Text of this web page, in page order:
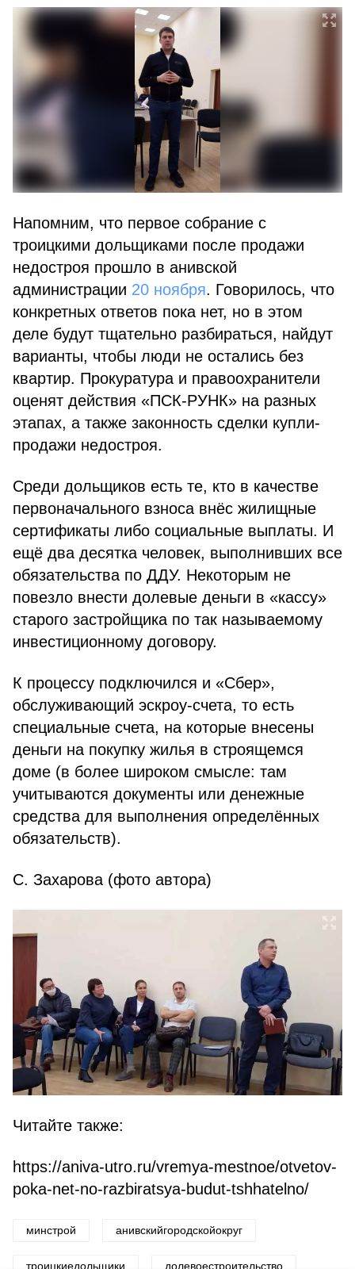
Напомним, что первое собрание с
троицкими дольщиками после продажи
недостроя прошло в анивской
администрации 20 ноября. Говорилось, что
конкретных ответов пока нет, но в этом
деле будут тщательно разбираться, найдут
варианты, чтобы люди не остались без
квартир. Про­куратура и правоохранители
оценят действия «ПСК-РУНК» на разных
этапах, а также законность сделки купли-
продажи недостроя.
Среди дольщиков есть те, кто в качестве
первоначального взноса внёс жилищные
сертификаты либо социальные выплаты. И
ещё два десятка человек, выполнивших все
обязательства по ДДУ. Некоторым не
повезло внести долевые деньги в «кассу»
старого застройщика по так называемому
инвестиционному договору.
К процессу подключился и «Сбер»,
обслуживающий эскроу-счета, то есть
специальные счета, на которые внесены
деньги на покупку жилья в строящемся
доме (в более широком смысле: там
учитываются документы или денежные
средства для выполнения определённых
обязательств).
С. Захарова (фото автора)
Читайте также:
https://aniva-utro.ru/vremya-mestnoe/otvetov-
poka-net-no-razbiratsya-budut-tshhatelno/
минстрой анивскийгородскойокруг
троицкиедольщики долевоестроительство